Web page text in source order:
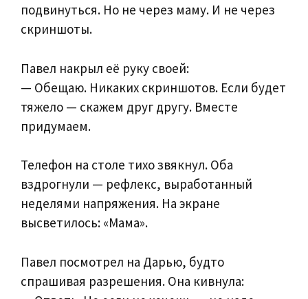
подвинуться. Но не через маму. И не через
скриншоты.
Павел накрыл её руку своей:
— Обещаю. Никаких скриншотов. Если будет
тяжело — скажем друг другу. Вместе
придумаем.
Телефон на столе тихо звякнул. Оба
вздрогнули — рефлекс, выработанный
неделями напряжения. На экране
высветилось: «Мама».
Павел посмотрел на Дарью, будто
спрашивая разрешения. Она кивнула: